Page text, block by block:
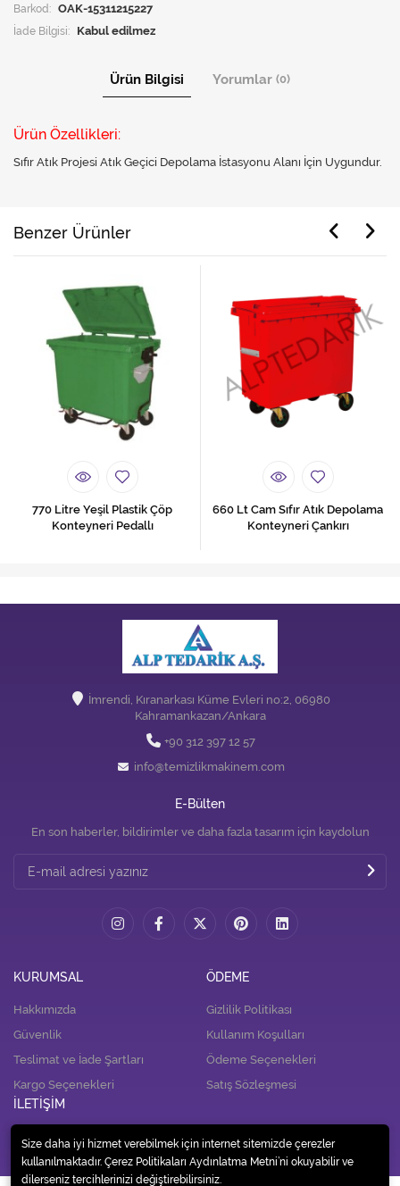
Barkod: OAK-15311215227
İade Bilgisi:
Ürün Bilgisi Yorumlar (0)
Ürün Özellikleri:
Sıfır Atık Projesi Atık Geçici Depolama İstasyonu Alanı İçin Uygundur.
Benzer Ürünler
770 Litre Yeşil Plastik Çöp
Konteyneri Pedallı
660 Lt Cam Sıfır Atık Depolama
Konteyneri Çankırı
İmrendi, Kıranarkası Küme Evleri no:2, 06980
Kahramankazan/Ankara
+90 312 397 12 57
info@temizlikmakinem.com
E-Bülten
En son haberler, bildirimler ve daha fazla tasarım için kaydolun
KURUMSAL
Hakkımızda
Güvenlik
Teslimat ve İade Şartları
Kargo Seçenekleri
ÖDEME
Gizlilik Politikası
Kullanım Koşulları
Ödeme Seçenekleri
Satış Sözleşmesi
İLETİŞİM
İletişim
Size daha iyi hizmet verebilmek için internet sitemizde çerezler
kullanılmaktadır. Çerez Politikaları Aydınlatma Metni’ni okuyabilir ve
dilerseniz tercihlerinizi değiştirebilirsiniz.